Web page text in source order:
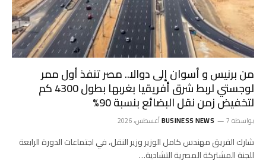
من برنيس و أسوان إلى دوالا.. مصر تنفذ أول ممر
لوجستي لربط شرق أفريقيا بغربها بطول 4300 كم
لتخفيض زمن نقل البضائع بنسبة 90%
بواسطة BUSINESS NEWS 7 أغسطس، 2026
شارك الفريق مهندس كامل الوزير وزير النقل، في اجتماعات الدورة الرابعة
للجنة المشتركة المصرية التشادية…